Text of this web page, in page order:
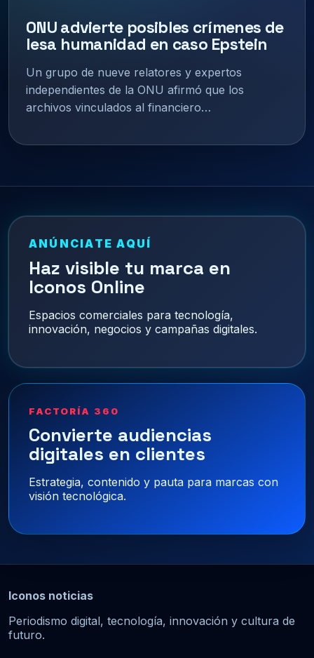
ONU advierte posibles crímenes de
lesa humanidad en caso Epstein
Un grupo de nueve relatores y expertos
independientes de la ONU afirmó que los
archivos vinculados al financiero…
ANÚNCIATE AQUÍ
Haz visible tu marca en
Iconos Online
Espacios comerciales para tecnología,
innovación, negocios y campañas digitales.
FACTORÍA 360
Convierte audiencias
digitales en clientes
Estrategia, contenido y pauta para marcas con
visión tecnológica.
Iconos noticias
Periodismo digital, tecnología, innovación y cultura de
futuro.